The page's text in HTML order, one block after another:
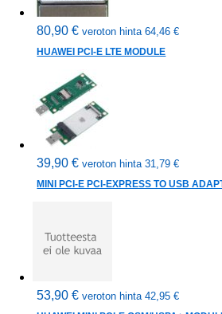
80,90€ veroton hinta64,46€
HUAWEI PCI-E LTE MODULE
39,90€ veroton hinta31,79€
MINI PCI-E PCI-EXPRESS TO USB
53,90€ veroton hinta42,95€